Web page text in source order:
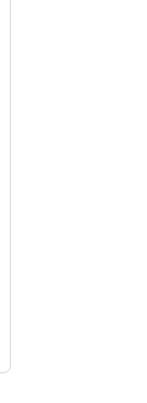
ナルゲームのロゴ作り
っこいいのから可愛
で、色々作れます！